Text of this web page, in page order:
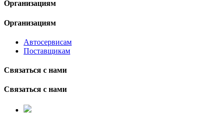
Организациям
Организациям
Автосервисам
Поставщикам
Связаться с нами
Связаться с нами